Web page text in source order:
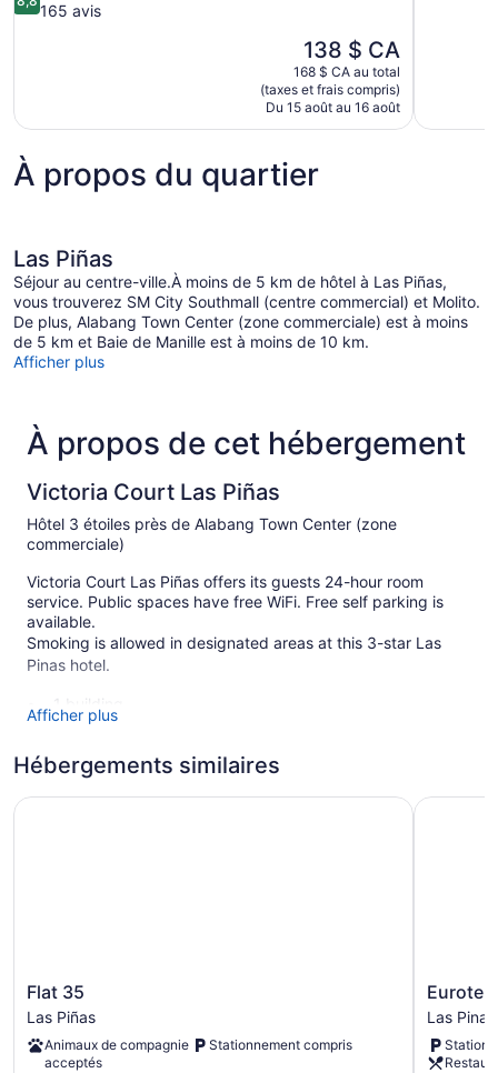
sur 165 avis
Le
prix
est
de
138 $ CA
138 $ CA
168 $ CA au total
(taxes et frais compris)
Du 15 août au 16 août
À propos du quartier
Las Piñas
Séjour au centre-ville.À moins de 5 km de hôtel à Las Piñas,
vous trouverez SM City Southmall (centre commercial) et Molito.
De plus, Alabang Town Center (zone commerciale) est à moins
de 5 km et Baie de Manille est à moins de 10 km.
Afficher plus
À propos de cet hébergement
Victoria Court Las Piñas
Hôtel 3 étoiles près de Alabang Town Center (zone
commerciale)
Victoria Court Las Piñas offers its guests 24-hour room
service. Public spaces have free WiFi. Free self parking is
available.
Smoking is allowed in designated areas at this 3-star Las
Pinas hotel.
1 building
62 guestrooms or units
offertes : un téléphone et un bureau. L'entretien ménager est
assuré certains jours et le service suivant est disponible sur
demande : massage dans la chambre.
Afficher plus
Hébergements similaires
Flat
35
Las
Piñas
Flat 35
Las Piñas
Animaux de compagnie
acceptés
Stationnement compris
Flat 35
Eurotel
Las
Pinas
Las
Eurotel
Las Pinas
Eurotel